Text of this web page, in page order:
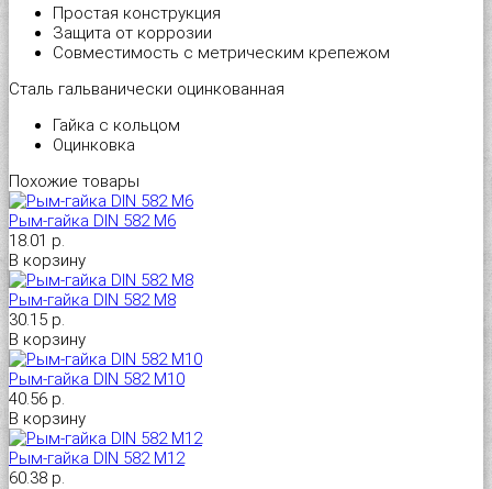
Распорный дюбель тип S (Ус)
Распорный дюбель тип К (Ёж)
Распорный дюбель трехстороннего распора KPX «Wkret-met»
Складной пружинный дюбель
Универсальный дюбель потай и с бортом
Универсальный распорный дюбель с петельным крюком RUO
Универсальный распорный дюбель с потолочным крюком RUС
Универсальный распорный дюбель с простым крюком RUL
Фасадный анкер “Wkret-met”
Уголок крепежный равносторонний (KUR)
Уголок рамный
Узкий уголок (KW)
Уровень плиточника "Metric Tiler"
Шпатель фасадный нержавеющий
Шпатель фасадный нержавеющий, зубчатый 6х6мм
Шпатель фасадный нержавеющий, зубчатый 8х8мм
Простая конструкция
Защита от коррозии
Совместимость с метрическим крепежом
Сталь гальванически оцинкованная
Гайка с кольцом
Оцинковка
Похожие товары
Рым-гайка DIN 582 М6
18.01 р.
В корзину
Рым-гайка DIN 582 М8
30.15 р.
В корзину
Рым-гайка DIN 582 М10
40.56 р.
В корзину
Рым-гайка DIN 582 М12
60.38 р.